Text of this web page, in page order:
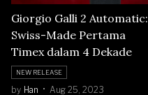
Giorgio Galli 2 Automatic:
Swiss-Made Pertama
Timex dalam 4 Dekade
NEW RELEASE
by Han Aug 25, 2023